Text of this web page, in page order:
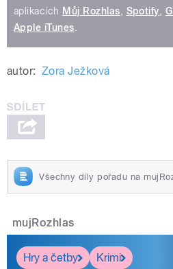
aplikacích Můj Rozhlas Spotify
Apple iTunes
autor: Zora Ježková
Všechny díly pořadu na
mujRozhlas
Hry a četby Krimi